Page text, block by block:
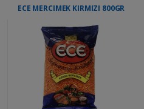
ECE MERCIMEK KIRMIZI 800GR